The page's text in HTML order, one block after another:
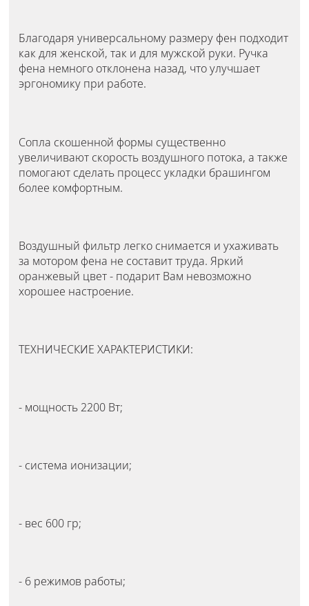
Благодаря универсальному размеру фен подходит
как для женской, так и для мужской руки. Ручка
фена немного отклонена назад, что улучшает
эргономику при работе.
Сопла скошенной формы существенно
увеличивают скорость воздушного потока, а также
помогают сделать процесс укладки брашингом
более комфортным.
Воздушный фильтр легко снимается и ухаживать
за мотором фена не составит труда. Яркий
оранжевый цвет - подарит Вам невозможно
хорошее настроение.
ТЕХНИЧЕСКИЕ ХАРАКТЕРИСТИКИ:
- мощность 2200 Вт;
- система ионизации;
- вес 600 гр;
- 6 режимов работы;